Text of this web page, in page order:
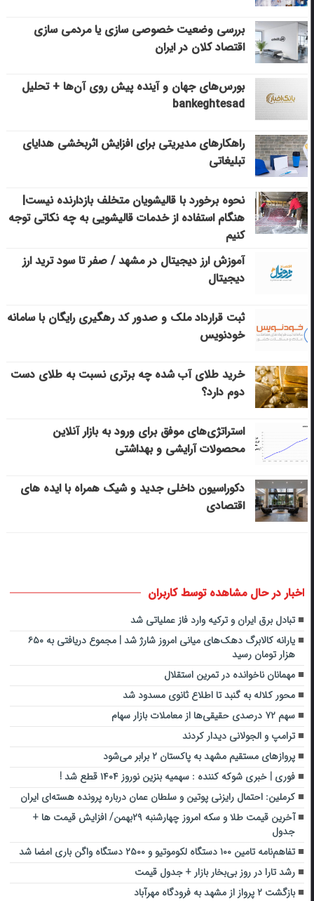
بررسی وضعیت خصوصی سازی یا مردمی سازی
اقتصاد کلان در ایران
بورس‌های جهان و آینده پیش روی آن‌ها + تحلیل
bankeghtesad
راهکارهای مدیریتی برای افزایش اثربخشی هدایای
تبلیغاتی
نحوه برخورد با قالیشویان متخلف بازدارنده نیست|
هنگام استفاده از خدمات قالیشویی به چه نکاتی توجه
کنیم
آموزش ارز دیجیتال در مشهد / صفر تا سود ترید ارز
دیجیتال
ثبت قرارداد ملک و صدور کد رهگیری رایگان با سامانه
خودنویس
خرید طلای آب شده چه برتری نسبت به طلای دست
دوم دارد؟
استراتژی‌های موفق برای ورود به بازار آنلاین
محصولات آرایشی و بهداشتی
دکوراسیون داخلی جدید و شیک همراه با ایده های
اقتصادی
اخبار در حال مشاهده توسط کاربران
تبادل برق ایران و ترکیه وارد فاز عملیاتی شد
یارانه کالابرگ دهک‌های میانی امروز شارژ شد | مجموع دریافتی به ۶۵۰
هزار تومان رسید
مهمانان ناخوانده در تمرین استقلال
محور کلاله به گنبد تا اطلاع ثانوی مسدود شد
سهم ۷۲ درصدی حقیقی‌ها از معاملات بازار سهام
ترامپ و الجولانی دیدار کردند
پروازهای مستقیم مشهد به پاکستان ۲ برابر می‌شود
فوری | خبری شوکه کننده : سهمیه بنزین نوروز ۱۴۰۴ قطع شد !
کرملین: احتمال رایزنی پوتین و سلطان عمان درباره پرونده هسته‌ای ایران
آخرین قیمت طلا و سکه امروز چهارشنبه ۲۹بهمن/ افزایش قیمت ها +
جدول
تفاهم‌نامه تامین ۱۰۰ دستگاه لکوموتیو و ۲۵۰۰ دستگاه واگن باری امضا شد
رشد تارا در روز بی‌بخار بازار + جدول قیمت
بازگشت ۲ پرواز از مشهد به فرودگاه مهرآباد